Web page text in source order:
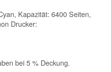
Kapazität: 6400 Seiten,
Drucker:
bei 5 % Deckung.